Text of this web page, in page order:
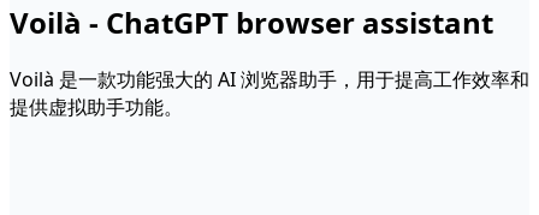
Voilà - ChatGPT browser assistant
Voilà 是一款功能强大的 AI 浏览器助手，用于提高工作效率和
提供虚拟助手功能。